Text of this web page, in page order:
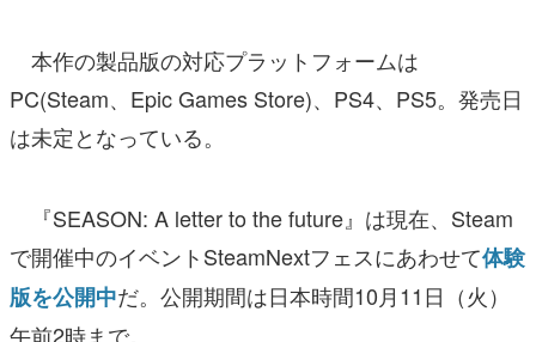
本作の製品版の対応プラットフォームは
PC(Steam、Epic Games Store)、PS4、PS5。発売日
は未定となっている。
『SEASON: A letter to the future』は現在、Steam
で開催中のイベントSteamNextフェスにあわせて体験
版を公開中だ。公開期間は日本時間10月11日（火）
午前2時まで。